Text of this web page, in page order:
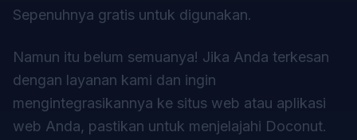
Sepenuhnya gratis untuk digunakan.
Namun itu belum semuanya! Jika Anda terkesan
dengan layanan kami dan ingin
mengintegrasikannya ke situs web atau aplikasi
web Anda, pastikan untuk menjelajahi Doconut.